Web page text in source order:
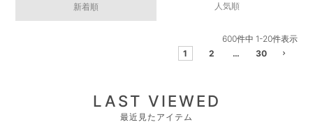
新着順 人気順
600件中 1-20件表示
1
2 … 30
LAST VIEWED
最近見たアイテム